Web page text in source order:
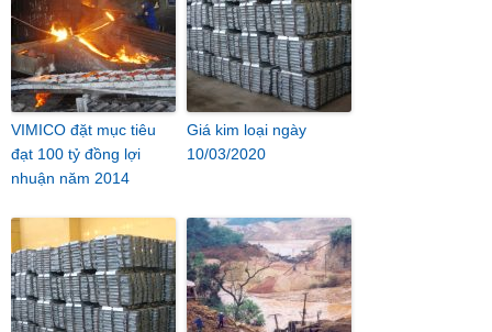
VIMICO đặt mục tiêu
đạt 100 tỷ đồng lợi
nhuận năm 2014
Giá kim loại ngày
10/03/2020